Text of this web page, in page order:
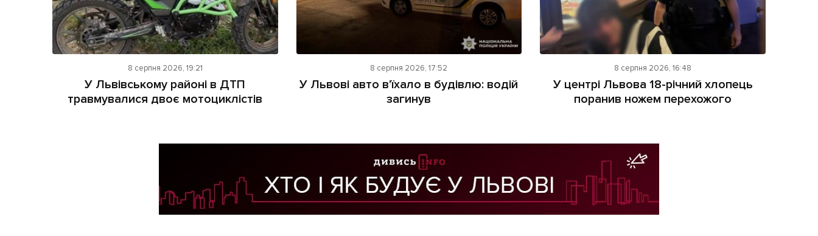
8 серпня 2026, 19:21
У Львівському районі в ДТП
травмувалися двоє мотоциклістів
8 серпня 2026, 17:52
У Львові авто в'їхало в будівлю: водій
загинув
8 серпня 2026, 16:48
У центрі Львова 18-річний хлопець
поранив ножем перехожого